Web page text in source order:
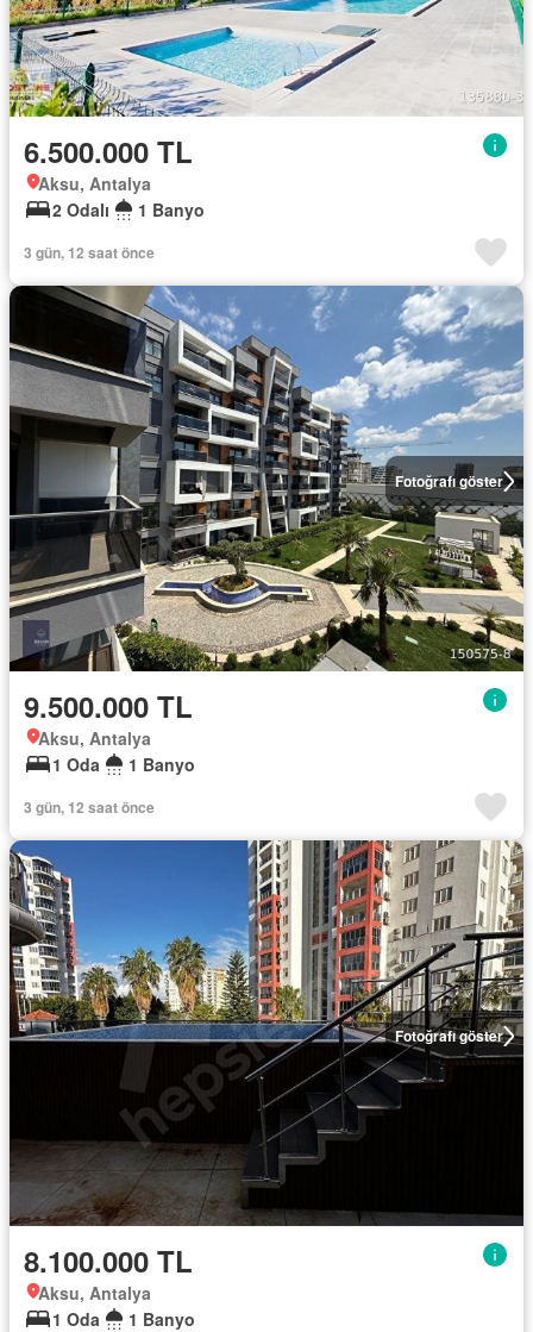
6.500.000 TL
Aksu, Antalya
2 Odalı
1 Banyo
3 gün, 12 saat önce
Fotoğrafı göster
9.500.000 TL
Aksu, Antalya
1 Oda
1 Banyo
3 gün, 12 saat önce
Fotoğrafı göster
8.100.000 TL
Aksu, Antalya
1 Oda
1 Banyo